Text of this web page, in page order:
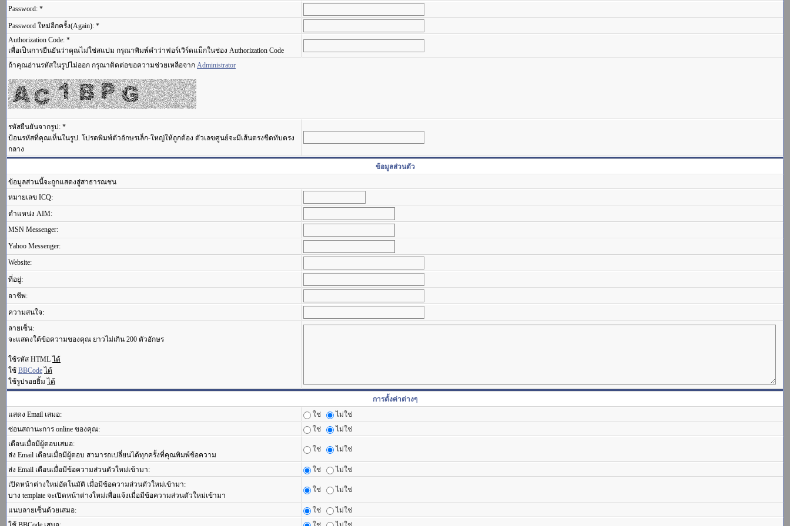
Password: *
Password ใหม่อีกครั้ง(Again): *
Authorization Code: *
เพื่อเป็นการยืนยันว่าคุณไม่ใช่สแปม กรุณาพิมพ์คำว่าฟอร์เวิร์ดแม็กในช่อง Authorization Code
ถ้าคุณอ่านรหัสในรูปไม่ออก กรุณาติดต่อขอความช่วยเหลือจาก Administrator
รหัสยืนยันจากรูป: *
ป้อนรหัสที่คุณเห็นในรูป. โปรดพิมพ์ตัวอักษรเล็ก-ใหญ่ให้ถูกต้อง ตัวเลขศูนย์จะมีเส้นตรงขีดทับตรง
กลาง
ข้อมูลส่วนตัว
ข้อมูลส่วนนี้จะถูกแสดงสู่สาธารณชน
หมายเลข ICQ:
ตำแหน่ง AIM:
MSN Messenger:
Yahoo Messenger:
Website:
ที่อยู่:
อาชีพ:
ความสนใจ:
ลายเซ็น:
จะแสดงใต้ข้อความของคุณ ยาวไม่เกิน 200 ตัวอักษร
ใช้รหัส HTML ได้
ใช้ BBCode ได้
ใช้รูปรอยยิ้ม ได้
การตั้งค่าต่างๆ
แสดง Email เสมอ:
ใช่
ไม่ใช่
ซ่อนสถานะการ online ของคุณ:
ใช่
ไม่ใช่
เตือนเมื่อมีผู้ตอบเสมอ:
ส่ง Email เตือนเมื่อมีผู้ตอบ สามารถเปลี่ยนได้ทุกครั้งที่คุณพิมพ์ข้อความ
ใช่ ไม่ใช่
ส่ง Email เตือนเมื่อมีข้อความส่วนตัวใหม่เข้ามา: ใช่
ไม่ใช่
เปิดหน้าต่างใหม่อัตโนมัติ เมื่อมีข้อความส่วนตัวใหม่เข้ามา:
บาง template จะเปิดหน้าต่างใหม่เพื่อแจ้งเมื่อมีข้อความส่วนตัวใหม่เข้ามา
ใช่ ไม่ใช่
แนบลายเซ็นด้วยเสมอ: ใช่
ไม่ใช่